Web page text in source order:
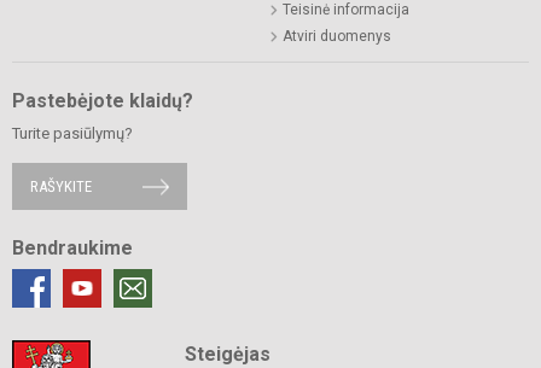
Teisinė informacija
Atviri duomenys
Pastebėjote klaidų?
Turite pasiūlymų?
RAŠYKITE
Bendraukime
Steigėjas